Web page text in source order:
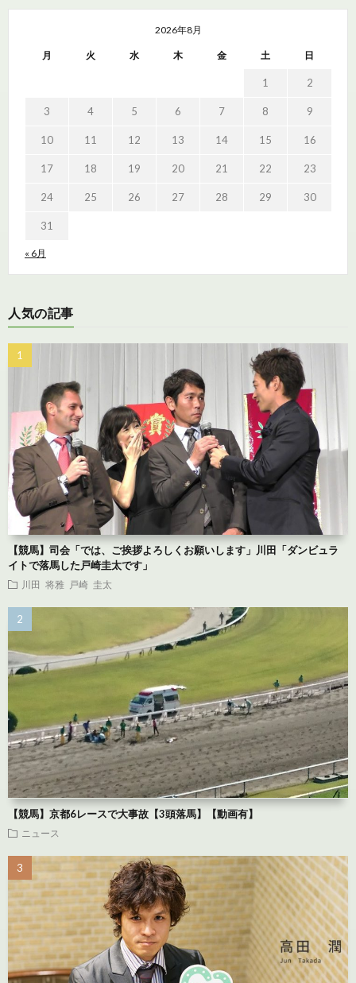
2026年8月
月 火 水 木 金 土 日
« 6月
1 2
3 4 5 6 7 8 9
10 11 12 13 14 15 16
17 18 19 20 21 22 23
24 25 26 27 28 29 30
31
人気の記事
【競馬】司会「では、ご挨拶よろしくお願いします」川田「ダンビュラ
イトで落馬した戸崎圭太です」
川田 将雅 戸崎 圭太
【競馬】京都6レースで大事故【3頭落馬】【動画有】
ニュース